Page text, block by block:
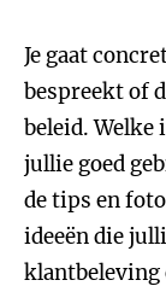
Je gaat
bespreekt of
beleid.
jullie goed
de tips en
ideeën die
klantbeleving